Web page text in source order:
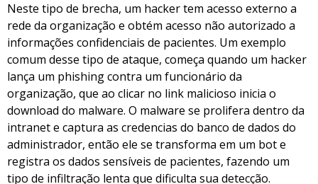
Neste tipo de brecha, um hacker tem acesso externo a
rede da organização e obtém acesso não autorizado a
informações confidenciais de pacientes. Um exemplo
comum desse tipo de ataque, começa quando um hacker
lança um phishing contra um funcionário da
organização, que ao clicar no link malicioso inicia o
download do malware. O malware se prolifera dentro da
intranet e captura as credencias do banco de dados do
administrador, então ele se transforma em um bot e
registra os dados sensíveis de pacientes, fazendo um
tipo de infiltração lenta que dificulta sua detecção.